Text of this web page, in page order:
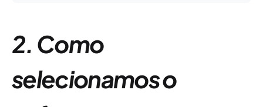
2. Como
selecionamos o